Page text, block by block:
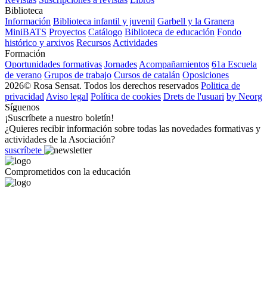
Biblioteca
Información Biblioteca infantil y juvenil Garbell y la Granera
MiniBATS Proyectos Catálogo Biblioteca de educación Fondo
histórico y arxivos Recursos Actividades
Formación
Oportunidades formativas Jornades Acompañamientos 61a Escuela
de verano Grupos de trabajo Cursos de catalán Oposiciones
2026© Rosa Sensat. Todos los derechos reservados Politica de
privacidad Aviso legal Política de cookies Drets de l'usuari by Neorg
Síguenos
¡Suscríbete a nuestro boletín!
¿Quieres recibir información sobre todas las novedades formativas y
actividades de la Asociación?
suscríbete
Comprometidos con la educación